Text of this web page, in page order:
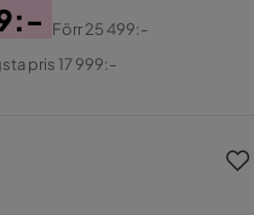
Förr25 499:-
pris 17 999:-